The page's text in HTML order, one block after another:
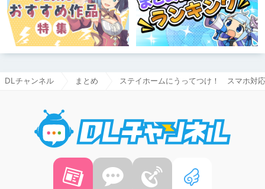
DLチャンネル まとめ ステイホームにうってつけ！ スマホ対